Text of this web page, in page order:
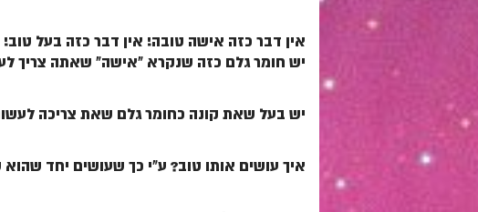
אין דבר כזה אישה טובה! אין דבר כזה בעל טוב!
יש חומר גלם כזה שנקרא "אישה" שאתה צריך
יש בעל שאת קונה כחומר גלם שאת צריכה
איך עושים אותו טוב? ע"י כך שעושים יחד שהוא